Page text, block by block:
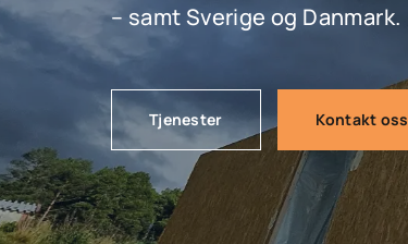
– samt Sverige og Danmark.
Tjenester Kontakt oss